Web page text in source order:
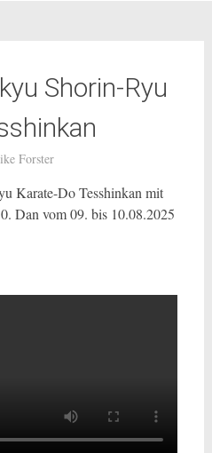
Shorin-Ryu
Forster
Karate-Do Tesshinkan mit
Dan vom 09. bis 10.08.2025